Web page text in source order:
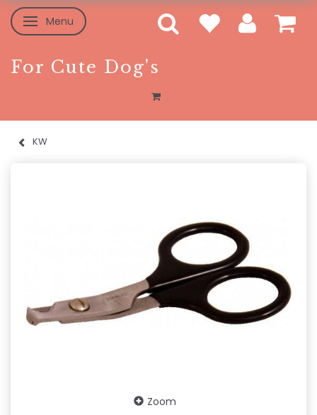
Skifte navigation
Menu
For Cute Dog's
KW
Zoom